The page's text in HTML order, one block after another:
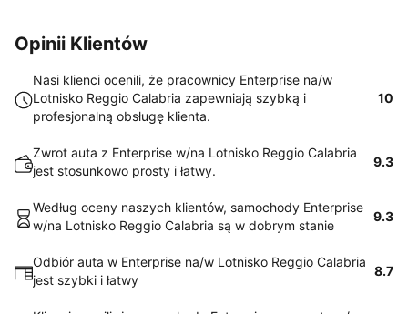
Opinii Klientów
Nasi klienci ocenili, że pracownicy Enterprise na/w
Lotnisko Reggio Calabria zapewniają szybką i
profesjonalną obsługę klienta.
10
Zwrot auta z Enterprise w/na Lotnisko Reggio Calabria
jest stosunkowo prosty i łatwy.
9.3
Według oceny naszych klientów, samochody Enterprise
w/na Lotnisko Reggio Calabria są w dobrym stanie
9.3
Odbiór auta w Enterprise na/w Lotnisko Reggio Calabria
jest szybki i łatwy
8.7